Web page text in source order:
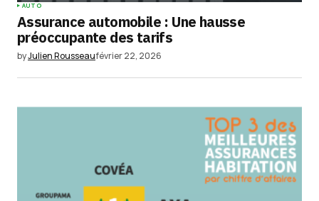
AUTO
Assurance automobile : Une hausse
préoccupante des tarifs
byJulien Rousseaufévrier 22, 2026